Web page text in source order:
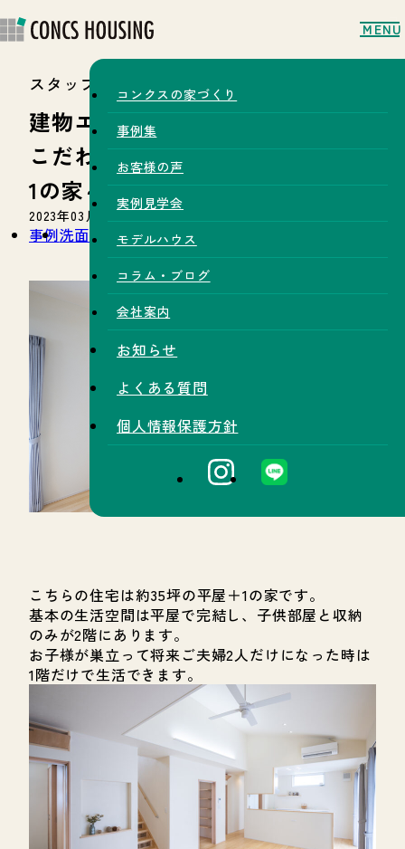
MENU
コンクスの家づくり
事例集
お客様の声
実例見学会
モデルハウス
コラム・ブログ
会社案内
お知らせ
よくある質問
個人情報保護方針
スタッフブログ
建物エピソード～前橋市・
こだわり造作洗面のある平屋＋
1の家～
2023年03月21日
事例洗面化粧台平屋
こちらの住宅は約35坪の平屋＋1の家です。
基本の生活空間は平屋で完結し、子供部屋と収納
のみが2階にあります。
お子様が巣立って将来ご夫婦2人だけになった時は
1階だけで生活できます。